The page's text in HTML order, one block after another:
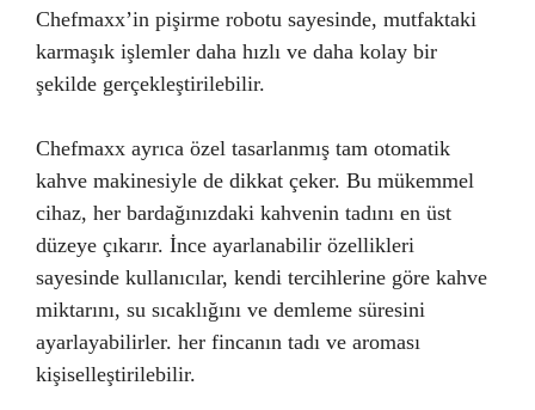
Chefmaxx’in pişirme robotu sayesinde, mutfaktaki
karmaşık işlemler daha hızlı ve daha kolay bir
şekilde gerçekleştirilebilir.
Chefmaxx ayrıca özel tasarlanmış tam otomatik
kahve makinesiyle de dikkat çeker. Bu mükemmel
cihaz, her bardağınızdaki kahvenin tadını en üst
düzeye çıkarır. İnce ayarlanabilir özellikleri
sayesinde kullanıcılar, kendi tercihlerine göre kahve
miktarını, su sıcaklığını ve demleme süresini
ayarlayabilirler. her fincanın tadı ve aroması
kişiselleştirilebilir.